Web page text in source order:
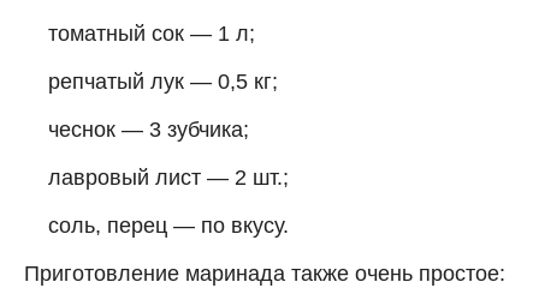
томатный сок — 1 л;
репчатый лук — 0,5 кг;
чеснок — 3 зубчика;
лавровый лист — 2 шт.;
соль, перец — по вкусу.
Приготовление маринада также очень простое: